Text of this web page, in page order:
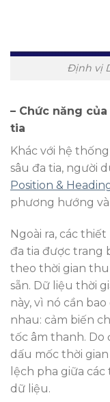
Định vị
– Chức năng
tia
Khác với hệ
sâu đa tia, người
Position &
phương hướng
Ngoài ra, các
đa tia được trang
theo thời gian
sẵn. Dữ liệu thời
này, vì nó cần
nhau: cảm biến
tốc âm thanh. Do
dấu mốc thời
lệch pha giữa
dữ liệu.